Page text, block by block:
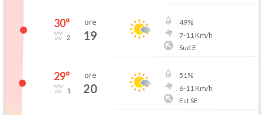
30°
2
ore
19
49%
7-11 Km/h
Sud E
29°
1
ore
20
51%
6-11 Km/h
Est SE